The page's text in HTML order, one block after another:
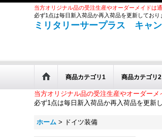
当方オリジナル品の受注生産やオーダーメイドは
必ず1点は毎日新入荷品か再入荷品を更新しており
ミリタリーサープラス キャ
商品カテゴリ1 商品カテゴリ2
当方オリジナル品の受注生産やオーダー
必ず1点は毎日新入荷品か再入荷品を更新
ホーム > ドイツ装備